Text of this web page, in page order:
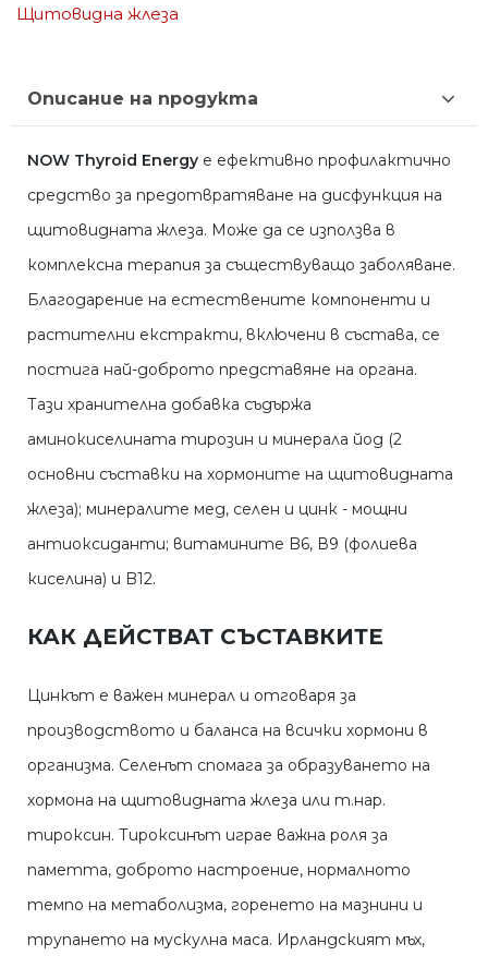
Щитовидна жлеза
Описание на продукта
NOW Thyroid Energy е ефективно профилактично
средство за предотвратяване на дисфункция на
щитовидната жлеза. Може да се използва в
комплексна терапия за съществуващо заболяване.
Благодарение на естествените компоненти и
растителни екстракти, включени в състава, се
постига най-доброто представяне на органа.
Тази хранителна добавка съдържа
аминокиселината тирозин и минерала йод (2
основни съставки на хормоните на щитовидната
жлеза); минералите мед, селен и цинк - мощни
антиоксиданти; витамините B6, В9 (фолиева
киселина) и B12.
КАК ДЕЙСТВАТ СЪСТАВКИТЕ
Цинкът е важен минерал и отговаря за
производството и баланса на всички хормони в
организма. Селенът спомага за образуването на
хормона на щитовидната жлеза или т.нар.
тироксин. Тироксинът играе важна роля за
паметта, доброто настроение, нормалното
темпо на метаболизма, горенето на мазнини и
трупането на мускулна маса. Ирландският мъх,